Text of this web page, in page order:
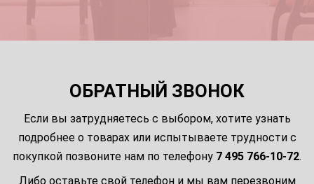
ОБРАТНЫЙ ЗВОНОК
Если вы затрудняетесь с выбором, хотите узнать
подробнее о товарах или испытываете трудности с
покупкой позвоните нам по телефону 7 495 766-10-72.
Либо оставьте свой телефон и мы вам перезвоним